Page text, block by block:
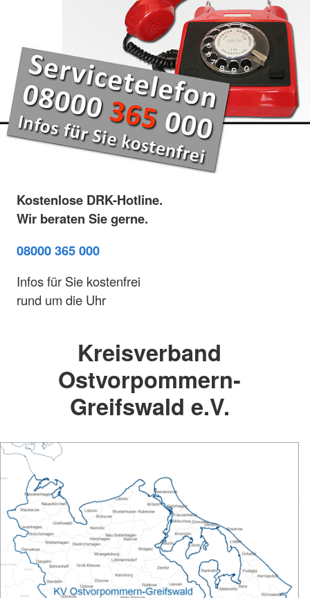
Kostenlose DRK-Hotline.
Wir beraten Sie gerne.
08000 365 000
Infos für Sie kostenfrei
rund um die Uhr
Kreisverband
Ostvorpommern-
Greifswald e.V.